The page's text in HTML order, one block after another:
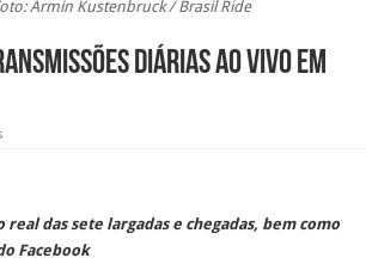
Armin Kustenbruck / Brasil Ride
diárias ao vivo em
das sete largadas e chegadas, bem como
Facebook